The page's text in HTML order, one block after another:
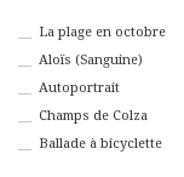
La plage en octobre
Aloïs (Sanguine)
Autoportrait
Champs de Colza
Ballade à bicyclette